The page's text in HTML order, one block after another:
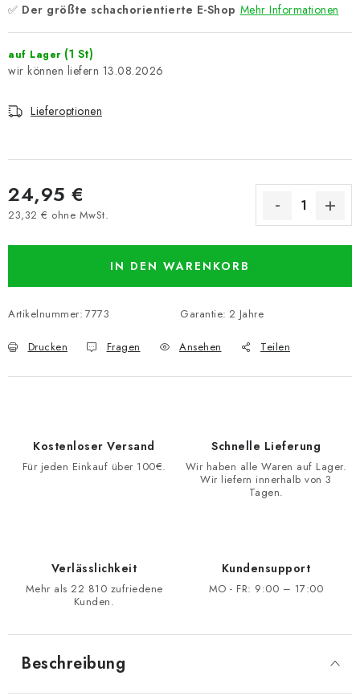
✅ Der größte schachorientierte E-Shop Mehr Informationen
auf Lager (1 St)
13.08.2026
Lieferoptionen
24,95 €
23,32 € ohne MwSt.
IN DEN WARENKORB
Artikelnummer: 7773 Garantie: 2 Jahre
Drucken Fragen Ansehen Teilen
Kostenloser Versand
Für jeden Einkauf über 100€.
Schnelle Lieferung
Wir haben alle Waren auf Lager.
Wir liefern innerhalb von 3
Tagen.
Verlässlichkeit
Mehr als 22 810 zufriedene
Kunden.
Kundensupport
MO - FR: 9:00 – 17:00
Beschreibung